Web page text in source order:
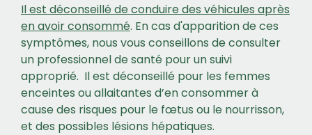
Il est déconseillé de conduire des véhicules après
en avoir consommé. En cas d'apparition de ces
symptômes, nous vous conseillons de consulter
un professionnel de santé pour un suivi
approprié. Il est déconseillé pour les femmes
enceintes ou allaitantes d’en consommer à
cause des risques pour le fœtus ou le nourrisson,
et des possibles lésions hépatiques.